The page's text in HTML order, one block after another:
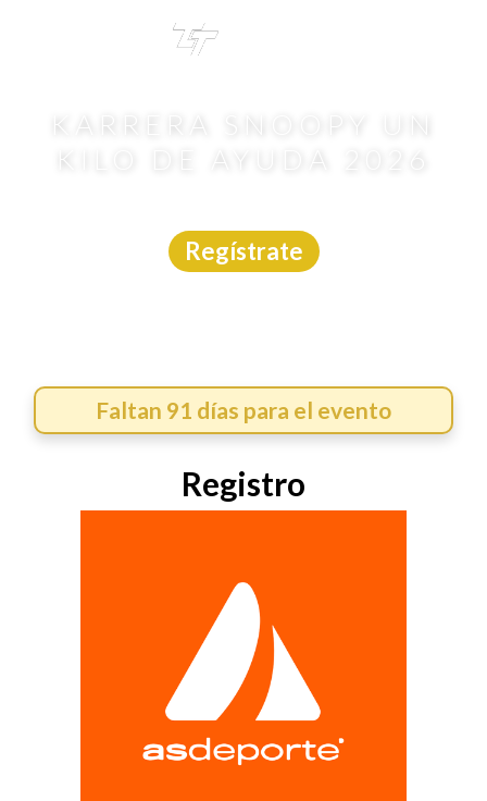
KARRERA SNOOPY UN
KILO DE AYUDA 2026
Regístrate
Faltan 91 días para el evento
Registro